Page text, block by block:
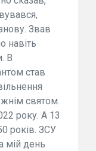
Звав
навіть
В
став
святом.
року. А 13
років. ЗСУ
мій день